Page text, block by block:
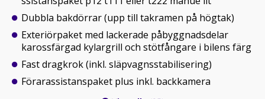
Dubbla bakdörrar (upp till takramen på högtak)
Exteriörpaket med lackerade påbyggnadsdelar
karossfärgad kylargrill och stötfångare i bilens färg
Fast dragkrok (inkl. släpvagnsstabilisering)
Förarassistanspaket plus inkl. backkamera